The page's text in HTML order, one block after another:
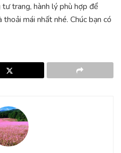
trang, hành lý phù hợp để
mái nhất nhé. Chúc bạn có